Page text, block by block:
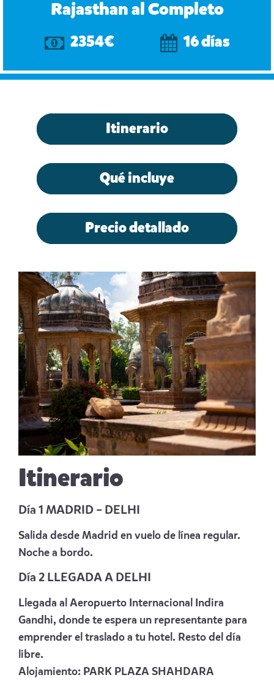
Rajasthan al Completo
2354€ 16 días
Itinerario
Qué incluye
Precio detallado
Itinerario
Día 1 MADRID – DELHI
Salida desde Madrid en vuelo de línea regular.
Noche a bordo.
Día 2 LLEGADA A DELHI
Llegada al Aeropuerto Internacional Indira
Gandhi, donde te espera un representante para
emprender el traslado a tu hotel. Resto del día
libre.
Alojamiento: PARK PLAZA SHAHDARA